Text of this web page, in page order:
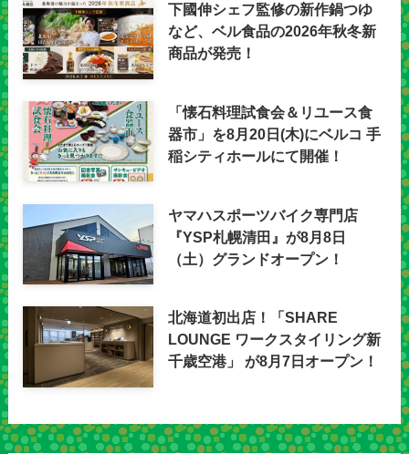
下國伸シェフ監修の新作鍋つゆ
など、ベル食品の2026年秋冬新
商品が発売！
「懐石料理試食会＆リユース食
器市」を8月20日(木)にベルコ 手
稲シティホールにて開催！
ヤマハスポーツバイク専門店
『YSP札幌清田』が8月8日
（土）グランドオープン！
北海道初出店！「SHARE
LOUNGE ワークスタイリング新
千歳空港」 が8月7日オープン！